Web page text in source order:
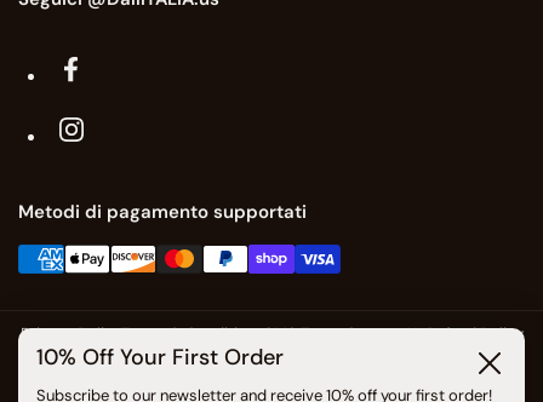
Facebook
Instagram
Metodi di pagamento supportati
Privacy PolicyTerms & ConditionsSMS TermsContact UsRefund Policy
Shipping Policy
10% Off Your First Order
Subscribe to our newsletter and receive 10% off your first order!
Chiudi